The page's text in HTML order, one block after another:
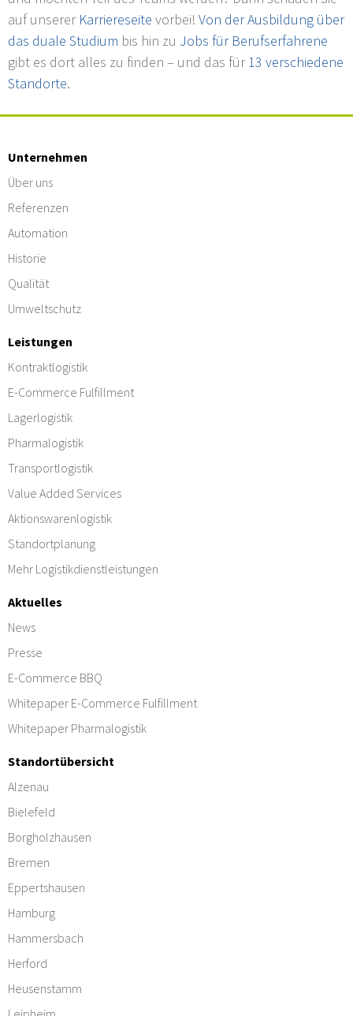
auf unserer Karriereseite vorbei! Von der Ausbildung über
das duale Studium bis hin zu Jobs für Berufserfahrene
gibt es dort alles zu finden – und das für13 verschiedene
Standorte.
Unternehmen
Über uns
Referenzen
Automation
Historie
Qualität
Umweltschutz
Leistungen
Kontraktlogistik
E-Commerce Fulfillment
Lagerlogistik
Pharmalogistik
Transportlogistik
Value Added Services
Aktionswarenlogistik
Standortplanung
Mehr Logistikdienstleistungen
Aktuelles
News
Presse
E-Commerce BBQ
Whitepaper E-Commerce Fulfillment
Whitepaper Pharmalogistik
Standortübersicht
Alzenau
Bielefeld
Borgholzhausen
Bremen
Eppertshausen
Hamburg
Hammersbach
Herford
Heusenstamm